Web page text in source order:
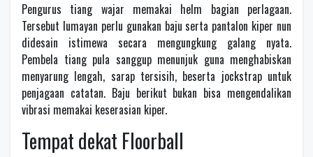
Pengurus tiang wajar memakai helm bagian perlagaan.
Tersebut lumayan perlu gunakan baju serta pantalon kiper nun
didesain istimewa secara mengungkung galang nyata.
Pembela tiang pula sanggup menunjuk guna menghabiskan
menyarung lengah, sarap tersisih, beserta jockstrap untuk
penjagaan catatan. Baju berikut bukan bisa mengendalikan
vibrasi memakai keserasian kiper.
Tempat dekat Floorball